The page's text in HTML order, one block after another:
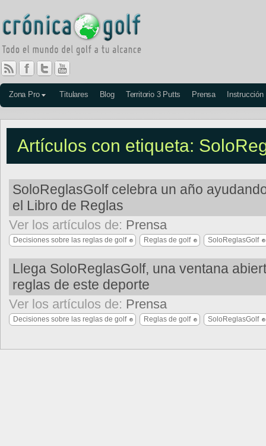
Zona Pro Titulares Blog Territorio 3 Putts Prensa Instrucción
Artículos con etiqueta:
SoloReglasGolf celebra un año
el Libro de Reglas
Ver los artículos de: Prensa
Decisiones sobre las reglas de golf Reglas de golf SoloReglasGolf
Llega SoloReglasGolf, una ventana
reglas de este deporte
Ver los artículos de: Prensa
Decisiones sobre las reglas de golf Reglas de golf SoloReglasGolf